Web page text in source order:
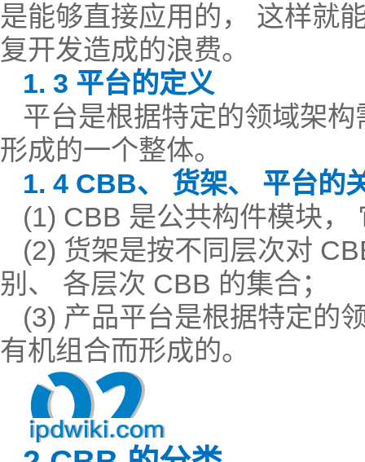
是能够直接应用的， 这样就
复开发造成的浪费。
1. 3 平台的定义
平台是根据特定的领域架
形成的一个整体。
1. 4 CBB、 货架、 平台的
(1) CBB 是公共构件模块，
(2) 货架是按不同层次对
别、 各层次 CBB 的集合；
(3) 产品平台是根据特定的
有机组合而形成的。